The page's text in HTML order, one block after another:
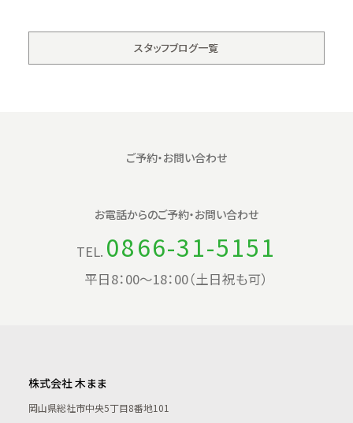
スタッフブログ一覧
ご予約・お問い合わせ
お電話からのご予約・お問い合わせ
TEL. 0866-31-5151
平日8：00〜18：00（土日祝も可）
株式会社 木まま
岡山県総社市中央5丁目8番地101